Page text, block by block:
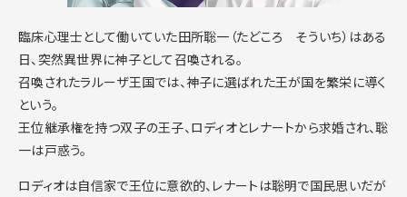
臨床心理士として働いていた田所聡一（たどころ そういち）はある
日、突然異世界に神子として召喚される。
召喚されたラルーザ王国では、神子に選ばれた王が国を繁栄に導く
という。
王位継承権を持つ双子の王子、ロディオとレナートから求婚され、聡
一は戸惑う。
ロディオは自信家で王位に意欲的、レナートは聡明で国民思いだが